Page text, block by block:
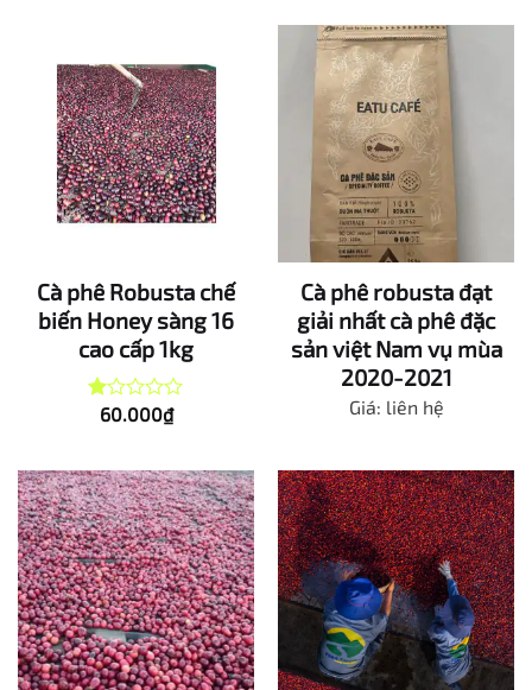
sao
sao
Cà phê Robusta chế
biến Honey sàng 16
cao cấp 1kg
Được
1.00
5
sao
60.000₫
Cà phê robusta đạt
giải nhất cà phê đặc
sản việt Nam vụ mùa
2020-2021
Giá: liên hệ